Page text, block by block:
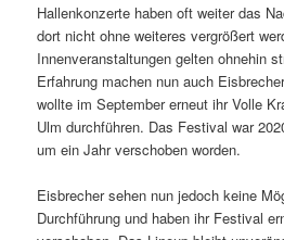
Hallenkonzerte haben oft weiter das
dort nicht ohne weiteres vergrößert
Innenveranstaltungen gelten ohnehin
Erfahrung machen nun auch
wollte im September erneut ihr Volle
Ulm durchführen. Das Festival war
um ein Jahr verschoben worden.
Eisbrecher sehen nun jedoch keine
Durchführung und haben ihr Festival